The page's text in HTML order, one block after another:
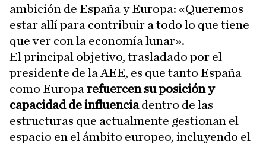
ambición de España y Europa: «Queremos
estar allí para contribuir a todo lo que tiene
que ver con la economía lunar».
El principal objetivo, trasladado por el
presidente de la AEE, es que tanto España
como Europa refuercen su posición y
capacidad de influenciadentro de las
estructuras que actualmente gestionan el
espacio en el ámbito europeo, incluyendo el